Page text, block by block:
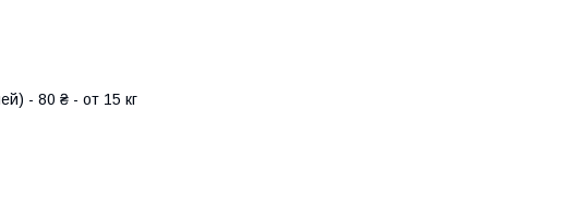
- 80 ₴ - от 15 кг